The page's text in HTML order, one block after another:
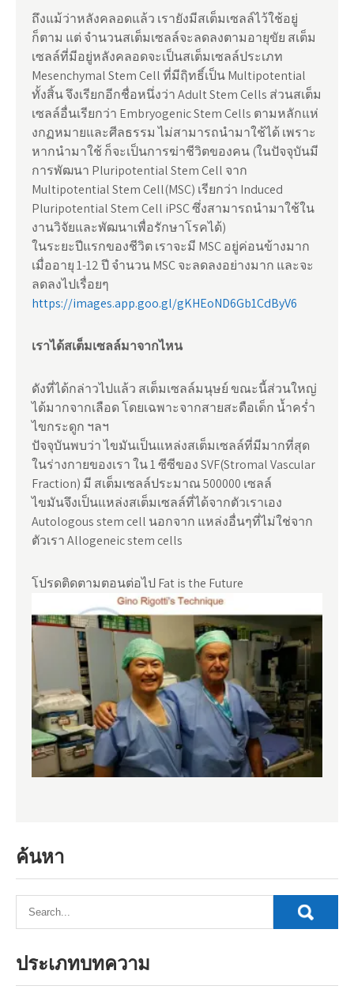
ถึงแม้ว่าหลังคลอดแล้ว เรายังมีสเต็มเซลล์ไว้ใช้อยู่
ก็ตาม แต่ จำนวนสเต็มเซลล์จะลดลงตามอายุขัย สเต็ม
เซลล์ที่มีอยู่หลังคลอดจะเป็นสเต็มเซลล์ประเภท
Mesenchymal Stem Cell ที่มีฤิทธิ์เป็น Multipotential
ทั้งสิ้น จึงเรียกอีกชื่อหนึ่งว่า Adult Stem Cells ส่วนสเต็ม
เซลล์อื่นเรียกว่า Embryogenic Stem Cells ตามหลักแห่
งกฏหมายและศีลธรรม ไม่สามารถนำมาใช้ได้ เพราะ
หากนำมาใช้ ก็จะเป็นการฆ่าชีวิตของคน (ในปัจจุบันมี
การพัฒนา Pluripotential Stem Cell จาก
Multipotential Stem Cell(MSC) เรียกว่า Induced
Pluripotential Stem Cell iPSC ซึ่งสามารถนำมาใช้ใน
งานวิจัยและพัฒนาเพื่อรักษาโรคได้)
ในระยะปีแรกของชีวิต เราจะมี MSC อยู่ค่อนข้างมาก
เมื่ออายุ 1-12 ปี จำนวน MSC จะลดลงอย่างมาก และจะ
ลดลงไปเรื่อยๆ
https://images.app.goo.gl/gKHEoND6Gb1CdByV6
เราได้สเต็มเซลล์มาจากไหน
ดังที่ได้กล่าวไปแล้ว สเต็มเซลล์มนุษย์ ขณะนี้ส่วนใหญ่
ได้มากจากเลือด โดยเฉพาะจากสายสะดือเด็ก น้ำคร่ำ
ไขกระดูก ฯลฯ
ปัจจุบันพบว่า ไขมันเป็นแหล่งสเต็มเซลล์ที่มีมากที่สุด
ในร่างกายของเรา ใน 1 ซีซีของ SVF(Stromal Vascular
Fraction) มี สเต็มเซลล์ประมาณ 500000 เซลล์
ไขมันจึงเป็นแหล่งสเต็มเซลล์ที่ได้จากตัวเราเอง
Autologous stem cell นอกจาก แหล่งอื่นๆที่ไม่ใช่จาก
ตัวเรา Allogeneic stem cells
โปรดติดตามตอนต่อไป Fat is the Future
ค้นหา
ประเภทบทความ